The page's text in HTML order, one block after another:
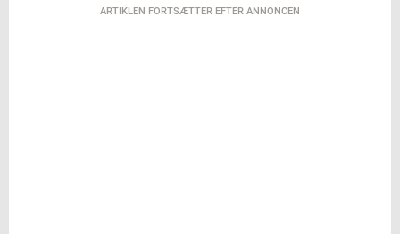
ARTIKLEN FORTSÆTTER EFTER ANNONCEN